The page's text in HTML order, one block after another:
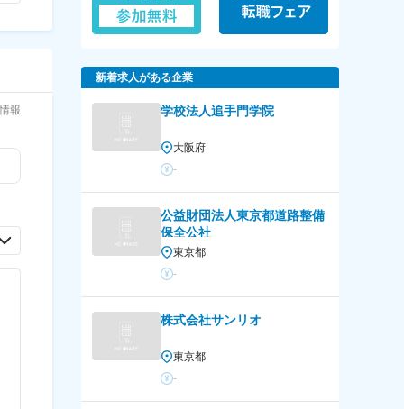
報
新着求人がある企業
学校法人追手門学院
大阪府
-
公益財団法人東京都道路整備
保全公社
東京都
-
株式会社サンリオ
東京都
-